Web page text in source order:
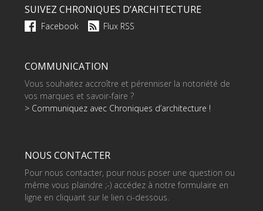
SUIVEZ CHRONIQUES D’ARCHITECTURE
Facebook Flux RSS
COMMUNICATION
Vous souhaitez accroître et pérenniser la notoriété de
vos marques et savoir-faire ?
> Communiquez avec Chroniques d’architecture !
NOUS CONTACTER
Pour nous contacter, pour nous poser une question ou
même vous plaindre ;-) accédez à notre formulaire en
ligne en cliquant sur le lien ci-dessous.